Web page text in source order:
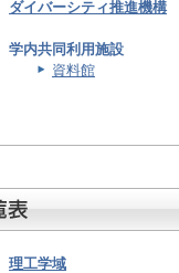
ダイバーシティ推進機構
学内共同利用施設
資料館
理工学域